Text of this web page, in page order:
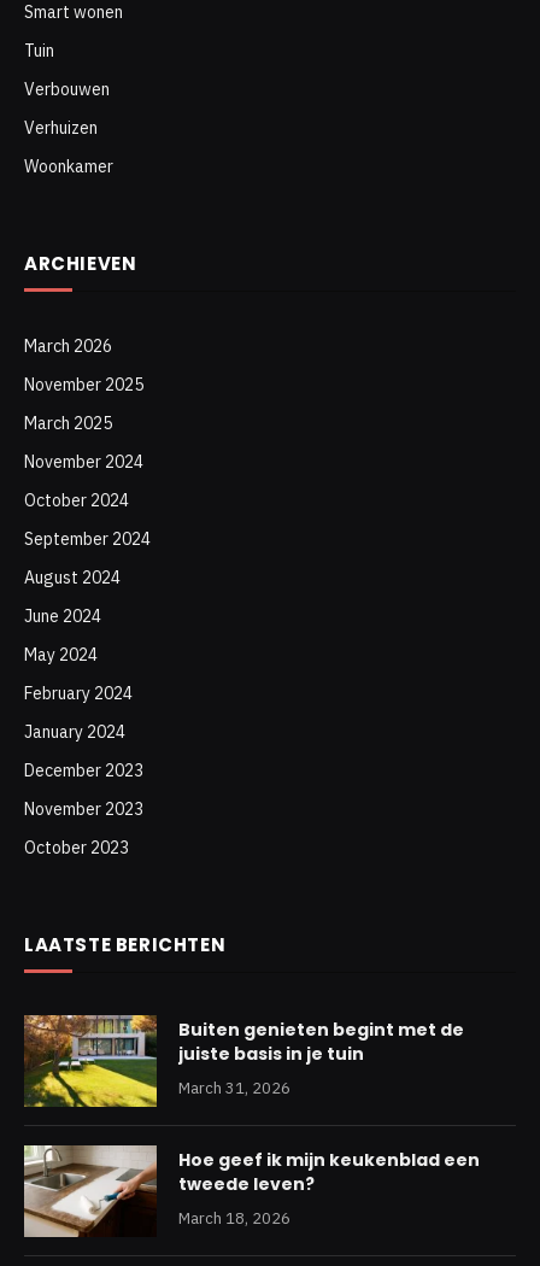
Smart wonen
Tuin
Verbouwen
Verhuizen
Woonkamer
ARCHIEVEN
March 2026
November 2025
March 2025
November 2024
October 2024
September 2024
August 2024
June 2024
May 2024
February 2024
January 2024
December 2023
November 2023
October 2023
LAATSTE BERICHTEN
Buiten genieten begint met de
juiste basis in je tuin
March 31, 2026
Hoe geef ik mijn keukenblad een
tweede leven?
March 18, 2026